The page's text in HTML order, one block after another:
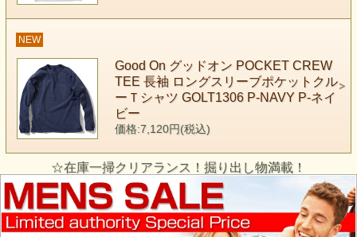
NEW
Good On グッドオン POCKET CREW
TEE 長袖 ロングスリーブポケットクル
ーＴシャツ GOLT1306 P-NAVY P-ネイ
ビー
価格:7,120円(税込)
☆在庫一掃クリアランス！掘り出し物満載！